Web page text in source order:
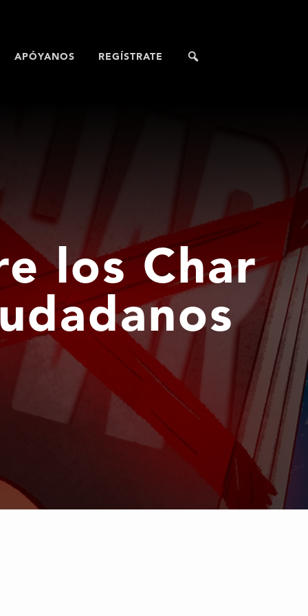
APÓYANOS REGÍSTRATE
los Char